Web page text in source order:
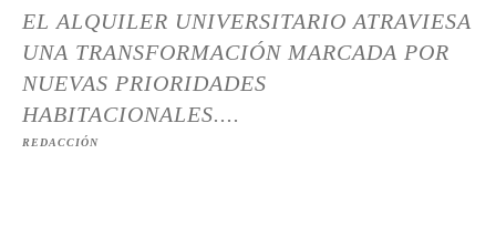
EL ALQUILER UNIVERSITARIO ATRAVIESA
UNA TRANSFORMACIÓN MARCADA POR
NUEVAS PRIORIDADES
HABITACIONALES....
REDACCIÓN